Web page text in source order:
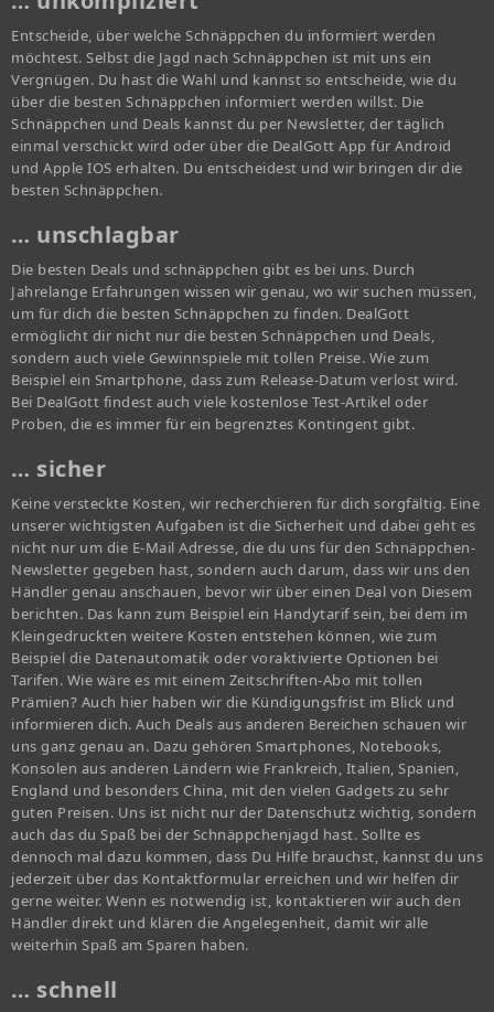
Entscheide, über welche Schnäppchen du informiert werden
möchtest. Selbst die Jagd nach Schnäppchen ist mit uns ein
Vergnügen. Du hast die Wahl und kannst so entscheide, wie du
über die besten Schnäppchen informiert werden willst. Die
Schnäppchen und Deals kannst du per Newsletter, der täglich
einmal verschickt wird oder über die DealGott App für Android
und Apple IOS erhalten. Du entscheidest und wir bringen dir die
besten Schnäppchen.
… unschlagbar
Die besten Deals und schnäppchen gibt es bei uns. Durch
Jahrelange Erfahrungen wissen wir genau, wo wir suchen müssen,
um für dich die besten Schnäppchen zu finden. DealGott
ermöglicht dir nicht nur die besten Schnäppchen und Deals,
sondern auch viele Gewinnspiele mit tollen Preise. Wie zum
Beispiel ein Smartphone, dass zum Release-Datum verlost wird.
Bei DealGott findest auch viele kostenlose Test-Artikel oder
Proben, die es immer für ein begrenztes Kontingent gibt.
… sicher
Keine versteckte Kosten, wir recherchieren für dich sorgfältig. Eine
unserer wichtigsten Aufgaben ist die Sicherheit und dabei geht es
nicht nur um die E-Mail Adresse, die du uns für den Schnäppchen-
Newsletter gegeben hast, sondern auch darum, dass wir uns den
Händler genau anschauen, bevor wir über einen Deal von Diesem
berichten. Das kann zum Beispiel ein Handytarif sein, bei dem im
Kleingedruckten weitere Kosten entstehen können, wie zum
Beispiel die Datenautomatik oder voraktivierte Optionen bei
Tarifen. Wie wäre es mit einem Zeitschriften-Abo mit tollen
Prämien? Auch hier haben wir die Kündigungsfrist im Blick und
informieren dich. Auch Deals aus anderen Bereichen schauen wir
uns ganz genau an. Dazu gehören Smartphones, Notebooks,
Konsolen aus anderen Ländern wie Frankreich, Italien, Spanien,
England und besonders China, mit den vielen Gadgets zu sehr
guten Preisen. Uns ist nicht nur der Datenschutz wichtig, sondern
auch das du Spaß bei der Schnäppchenjagd hast. Sollte es
dennoch mal dazu kommen, dass Du Hilfe brauchst, kannst du uns
jederzeit über das Kontaktformular erreichen und wir helfen dir
gerne weiter. Wenn es notwendig ist, kontaktieren wir auch den
Händler direkt und klären die Angelegenheit, damit wir alle
weiterhin Spaß am Sparen haben.
… schnell